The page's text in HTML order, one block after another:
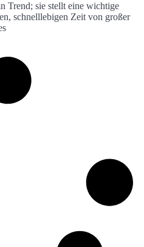
Trend; sie stellt eine wichtige
schnelllebigen Zeit von großer